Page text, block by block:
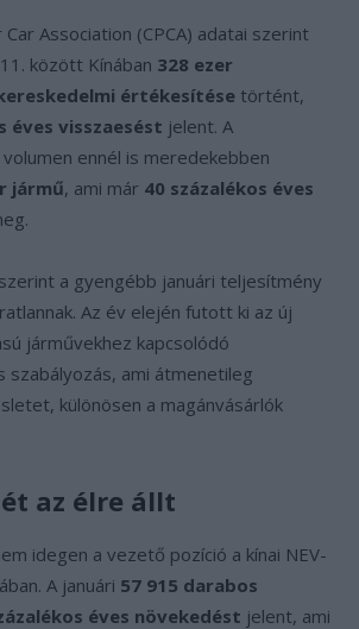
Car Association (CPCA) adatai szerint
között Kínában 328 ezer
értékesítése történt,
éves visszaesést jelent. A
ennél is meredekebben
jármű, ami már 40 százalékos éves
a gyengébb januári teljesítmény
Az év elején futott ki az új
járművekhez kapcsolódó
szabályozás, ami átmenetileg
különösen a magánvásárlók
az élre állt
idegen a vezető pozíció a kínai NEV-
A januári 57 915 darabos
éves növekedést jelent, ami